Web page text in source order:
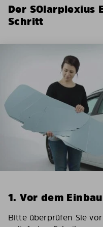
Der SOlarplexius
Schritt
1. Vor dem Einbau
Bitte überprüfen Sie